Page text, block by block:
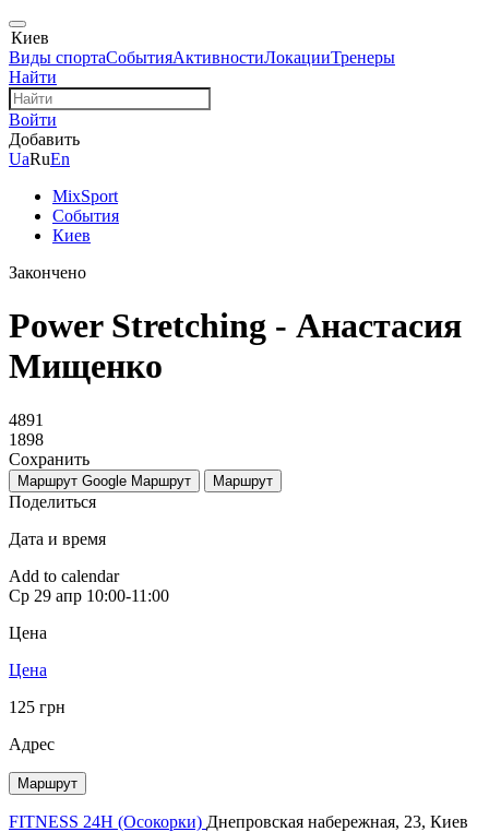
Киев
Виды спортаСобытияАктивностиЛокацииТренеры
Найти
Войти
Добавить
UaRuEn
MixSport
События
Киев
Закончено
Power Stretching - Анастасия
Мищенко
4891
1898
Сохранить
Маршрут Google Маршрут Маршрут
Поделиться
Дата и время
Add to calendar
Ср 29 апр 10:00-11:00
Цена
Цена
125 грн
Адрес
Маршрут
FITNESS 24H (Осокорки) Днепровская набережная, 23, Киев